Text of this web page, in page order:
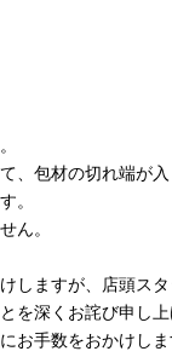
、包材の切れ端が
。
ん。
しますが、店頭スタ
を深くお詫び申し上
お手数をおかけし